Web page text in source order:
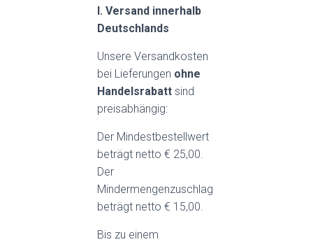
I. Versand innerhalb
Deutschlands
Unsere Versandkosten
bei Lieferungen ohne
Handelsrabatt sind
preisabhängig:
Der Mindestbestellwert
beträgt netto € 25,00.
Der
Mindermengenzuschlag
beträgt netto € 15,00.
Bis zu einem